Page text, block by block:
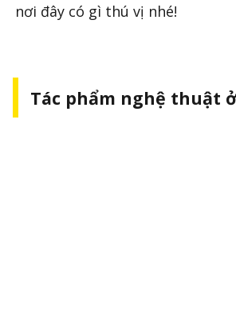
nơi đây có gì thú vị nhé!
Tác phẩm nghệ thuật